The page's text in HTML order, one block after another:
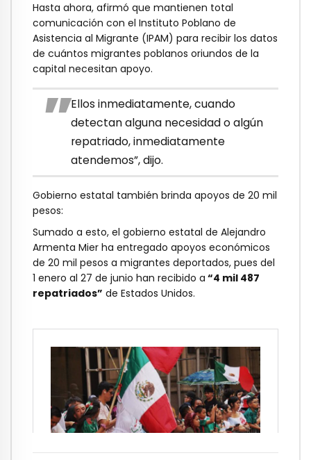
Hasta ahora, afirmó que mantienen total
comunicación con el Instituto Poblano de
Asistencia al Migrante (IPAM) para recibir los datos
de cuántos migrantes poblanos oriundos de la
capital necesitan apoyo.
Ellos inmediatamente, cuando
detectan alguna necesidad o algún
repatriado, inmediatamente
atendemos”, dijo.
Gobierno estatal también brinda apoyos de 20 mil
pesos:
Sumado a esto, el gobierno estatal de Alejandro
Armenta Mier ha entregado apoyos económicos
de 20 mil pesos a migrantes deportados, pues del
1 enero al 27 de junio han recibido a “4 mil 487
repatriados” de Estados Unidos.